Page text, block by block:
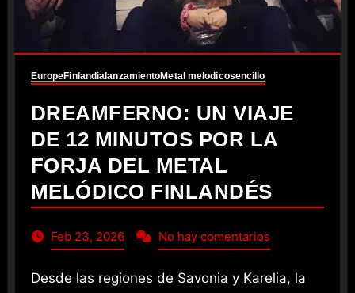
EuropeFinlandia lanzamientoMetal melodicosencillo
DREAMFERNO: UN VIAJE
DE 12 MINUTOS POR LA
FORJA DEL METAL
MELÓDICO FINLANDÉS
Feb 23, 2026 No hay comentarios
Desde las regiones de Savonia y Karelia, la